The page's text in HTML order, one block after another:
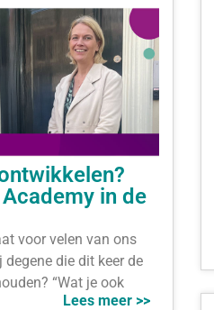
in de
voor velen van ons
die dit keer de
“Wat je ook
Lees meer >>